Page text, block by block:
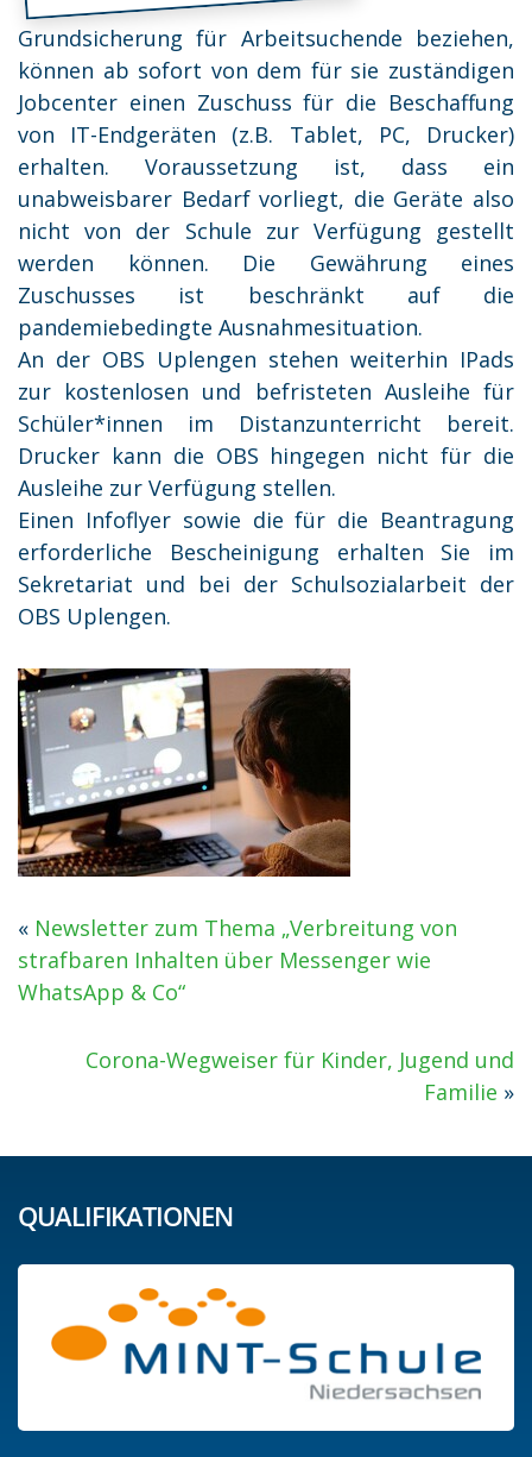
Grundsicherung für Arbeitsuchende beziehen,
können ab sofort von dem für sie zuständigen
Jobcenter einen Zuschuss für die Beschaffung
von IT-Endgeräten (z.B. Tablet, PC, Drucker)
erhalten. Voraussetzung ist, dass ein
unabweisbarer Bedarf vorliegt, die Geräte also
nicht von der Schule zur Verfügung gestellt
werden können. Die Gewährung eines
Zuschusses ist beschränkt auf die
pandemiebedingte Ausnahmesituation.
An der OBS Uplengen stehen weiterhin IPads
zur kostenlosen und befristeten Ausleihe für
Schüler*innen im Distanzunterricht bereit.
Drucker kann die OBS hingegen nicht für die
Ausleihe zur Verfügung stellen.
Einen Infoflyer sowie die für die Beantragung
erforderliche Bescheinigung erhalten Sie im
Sekretariat und bei der Schulsozialarbeit der
OBS Uplengen.
« Newsletter zum Thema „Verbreitung von
strafbaren Inhalten über Messenger wie
WhatsApp & Co“
Corona-Wegweiser für Kinder, Jugend und
Familie »
QUALIFIKATIONEN